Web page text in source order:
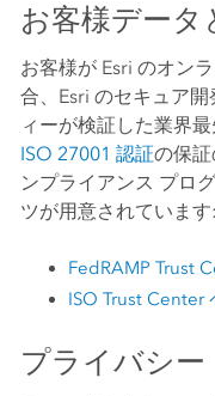
お客様データ
お客様が Esri のオン
合、Esri のセキュア
ィーが検証した業界
ISO 27001 認証の保
ンプライアンス プロ
ツが用意されています:
FedRAMP Trust
ISO Trust Center
プライバシー